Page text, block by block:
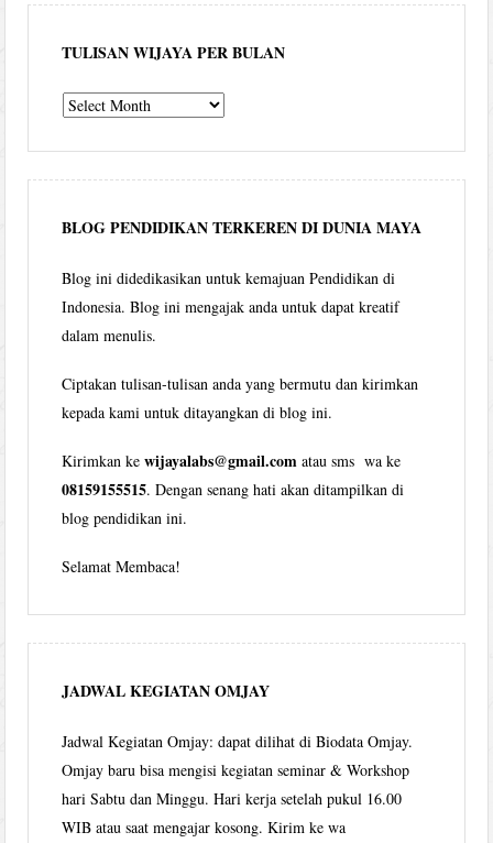
TULISAN WIJAYA PER BULAN
Tulisan
per
bulan
BLOG PENDIDIKAN TERKEREN DI DUNIA MAYA
Blog ini didedikasikan untuk kemajuan Pendidikan di
Indonesia. Blog ini mengajak anda untuk dapat kreatif
dalam menulis.
Ciptakan tulisan-tulisan anda yang bermutu dan kirimkan
kepada kami untuk ditayangkan di blog ini.
Kirimkan kewijayalabs@gmail.com atau sms wa ke
08159155515. Dengan senang hati akan ditampilkan di
blog pendidikan ini.
Selamat Membaca!
JADWAL KEGIATAN OMJAY
Jadwal Kegiatan Omjay: dapat dilihat di Biodata Omjay.
Omjay baru bisa mengisi kegiatan seminar & Workshop
hari Sabtu dan Minggu. Hari kerja setelah pukul 16.00
WIB atau saat mengajar kosong. Kirim ke wa